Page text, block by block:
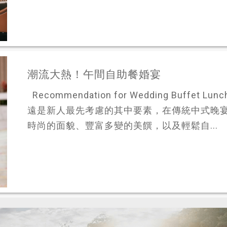
潮流大熱！午間自助餐婚宴
Recommendation for Wedding Buffet
遠是新人最先考慮的其中要素，在傳統中式晚
時尚的面貌、豐富多變的美饌，以及輕鬆自...